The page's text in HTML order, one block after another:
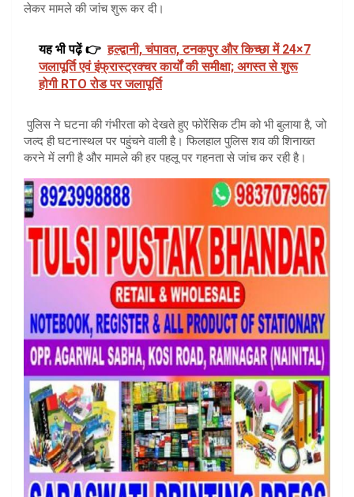
लेकर मामले की जांच शुरू कर दी।
यह भी पढ़ें 👉 हल्द्वानी, चंपावत, टनकपुर और किच्छा में 24×7
जलापूर्ति एवं इंफ्रास्ट्रक्चर कार्यों की समीक्षा; अगस्त से शुरू
होगी RTO रोड पर जलापूर्ति
पुलिस ने घटना की गंभीरता को देखते हुए फोरेंसिक टीम को भी बुलाया है, जो
जल्द ही घटनास्थल पर पहुंचने वाली है। फिलहाल पुलिस शव की शिनाख्त
करने में लगी है और मामले की हर पहलू पर गहनता से जांच कर रही है।